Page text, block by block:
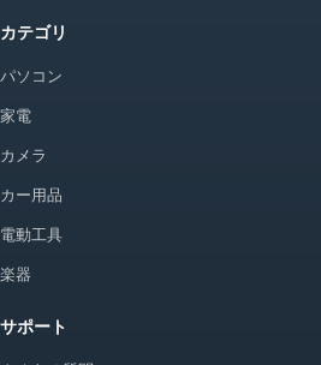
カテゴリ
パソコン
家電
カメラ
カー用品
電動工具
楽器
サポート